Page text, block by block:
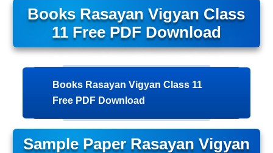
Books Rasayan Vigyan Class
11 Free PDF Download
Books Rasayan Vigyan Class 11
Free PDF Download
Sample Paper Rasayan Vigyan